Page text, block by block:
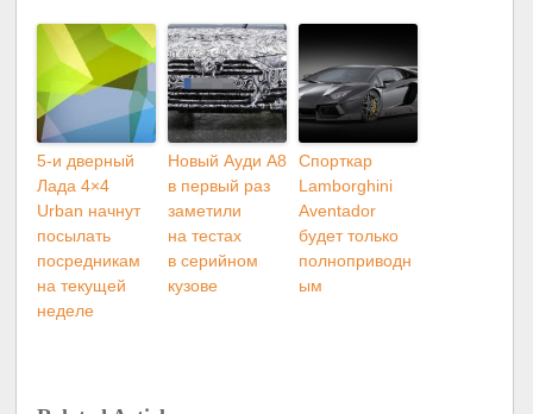
5-и дверный
Лада 4×4
Urban начнут
посылать
посредникам
на текущей
неделе
Новый Ауди A8
в первый раз
заметили
на тестах
в серийном
кузове
Спорткар
Lamborghini
Aventador
будет только
полноприводн
ым